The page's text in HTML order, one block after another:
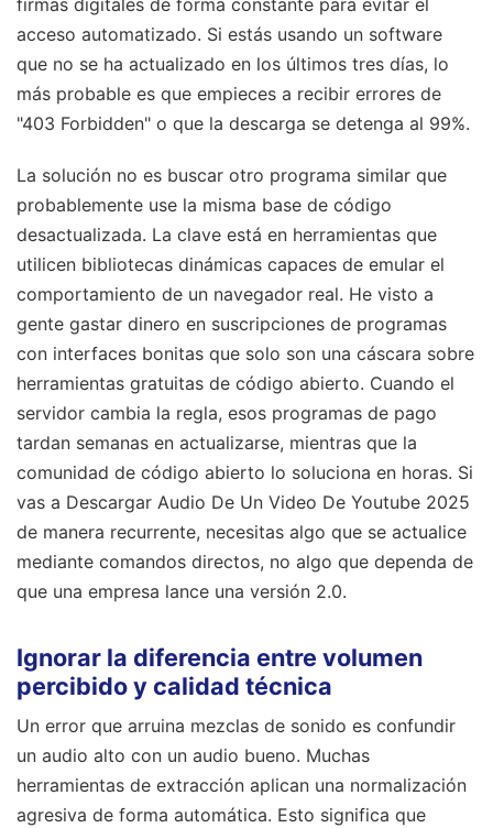
firmas digitales de forma constante para evitar el
acceso automatizado. Si estás usando un software
que no se ha actualizado en los últimos tres días, lo
más probable es que empieces a recibir errores de
"403 Forbidden" o que la descarga se detenga al 99%.
La solución no es buscar otro programa similar que
probablemente use la misma base de código
desactualizada. La clave está en herramientas que
utilicen bibliotecas dinámicas capaces de emular el
comportamiento de un navegador real. He visto a
gente gastar dinero en suscripciones de programas
con interfaces bonitas que solo son una cáscara sobre
herramientas gratuitas de código abierto. Cuando el
servidor cambia la regla, esos programas de pago
tardan semanas en actualizarse, mientras que la
comunidad de código abierto lo soluciona en horas. Si
vas a Descargar Audio De Un Video De Youtube 2025
de manera recurrente, necesitas algo que se actualice
mediante comandos directos, no algo que dependa de
que una empresa lance una versión 2.0.
Ignorar la diferencia entre volumen
percibido y calidad técnica
Un error que arruina mezclas de sonido es confundir
un audio alto con un audio bueno. Muchas
herramientas de extracción aplican una normalización
agresiva de forma automática. Esto significa que